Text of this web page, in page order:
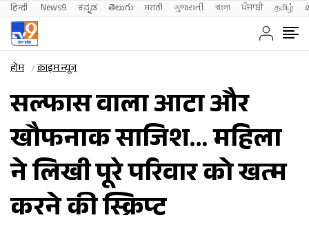
हिन्दी News9 ಕನ್ನಡ తెలుగు मराठी ગુજરાતી বাংলা ਪੰਜਾਬੀ தமிழ்
होम क्राइम न्यूज़
सल्फास वाला आटा और
खौफनाक साजिश… महिला
ने लिखी पूरे परिवार को खत्म
करने की स्क्रिप्ट